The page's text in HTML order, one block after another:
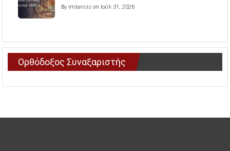
By imlarisis on Ιούλ 31, 2026
Ορθόδοξος Συναξαριστής